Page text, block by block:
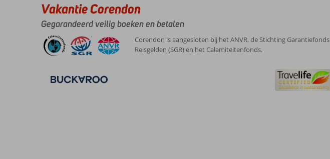
Vakantie Corendon
Gegarandeerd veilig boeken en betalen
Corendon is aangesloten bij het ANVR, de Stichting Garantiefonds
Reisgelden (SGR) en het Calamiteitenfonds.